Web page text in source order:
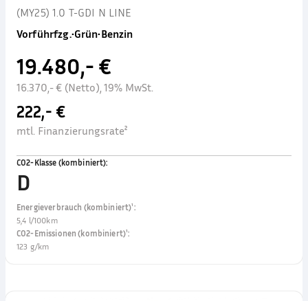
(MY25) 1.0 T-GDI N LINE
Vorführfzg.•Grün•Benzin
19.480,- €
16.370,- € (Netto), 19% MwSt.
222,- €
mtl. Finanzierungsrate²
CO2-Klasse (kombiniert):
D
Energieverbrauch (kombiniert)¹:
5,4 l/100km
CO2-Emissionen (kombiniert)¹:
123 g/km